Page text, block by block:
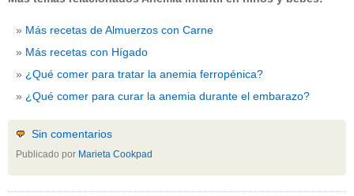
Más recetas de Almuerzos con Carne
Más recetas con Hígado
¿Qué comer para tratar la anemia ferropénica?
¿Qué comer para curar la anemia durante el embarazo?
Sin comentarios
Publicado por Marieta Cookpad